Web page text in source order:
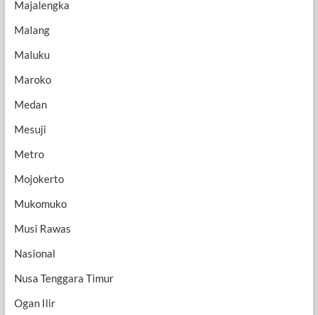
Majalengka
Malang
Maluku
Maroko
Medan
Mesuji
Metro
Mojokerto
Mukomuko
Musi Rawas
Nasional
Nusa Tenggara Timur
Ogan Ilir